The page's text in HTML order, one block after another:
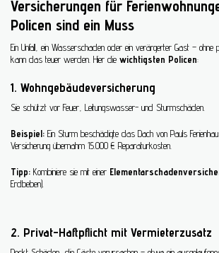
Versicherungen für
Policen sind ein Muss
Ein Unfall, ein Wasserschaden oder ein verärgerter Gast – ohne
kann das teuer werden. Hier die wichtigsten Policen:
1. Wohngebäudeversicherung
Sie schützt vor Feuer, Leitungswasser- und Sturmschäden.
Beispiel: Ein Sturm beschädigte das Dach von Pauls
Versicherung übernahm 15.000 € Reparaturkosten.
Tipp: Kombiniere sie mit einer
Erdbeben).
2. Privat-Haftpflicht mit Vermieterzusatz